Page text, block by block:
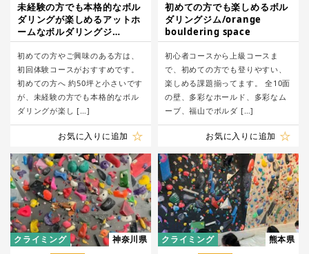
未経験の方でも本格的なボル
ダリングが楽しめるアットホ
ームなボルダリングジ
ム/Landmark
初めての方やご興味のある方は、
初回体験コースがおすすめです。
初めての方へ 約50坪と小さいです
が、未経験の方でも本格的なボル
ダリングが楽し […]
お気に入りに追加
初めての方でも楽しめるボル
ダリングジム/orange
bouldering space
初心者コースから上級コースま
で、初めての方でも登りやすい、
楽しめる課題揃ってます。 全10面
の壁、多彩なホールド、多彩なム
ーブ、福山でボルダ […]
お気に入りに追加
クライミング 神奈川県 クライミング 熊本県